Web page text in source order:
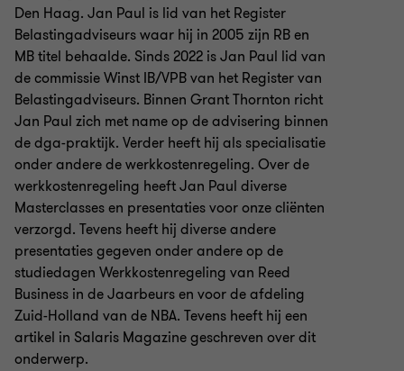
Den Haag. Jan Paul is lid van het Register
Belastingadviseurs waar hij in 2005 zijn RB en
MB titel behaalde. Sinds 2022 is Jan Paul lid van
de commissie Winst IB/VPB van het Register van
Belastingadviseurs. Binnen Grant Thornton richt
Jan Paul zich met name op de advisering binnen
de dga-praktijk. Verder heeft hij als specialisatie
onder andere de werkkostenregeling. Over de
werkkostenregeling heeft Jan Paul diverse
Masterclasses en presentaties voor onze cliënten
verzorgd. Tevens heeft hij diverse andere
presentaties gegeven onder andere op de
studiedagen Werkkostenregeling van Reed
Business in de Jaarbeurs en voor de afdeling
Zuid-Holland van de NBA. Tevens heeft hij een
artikel in Salaris Magazine geschreven over dit
onderwerp.